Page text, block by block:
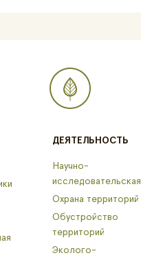
ДЕЯТЕЛЬНОСТЬ
Научно-
исследовательская
Охрана территорий
Обустройство
территорий
Эколого-